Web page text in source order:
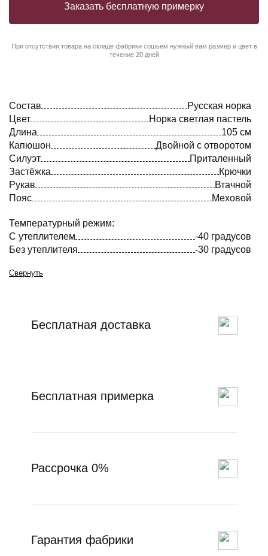
Заказать бесплатную примерку
При отсутствии товара на складе фабрики сошьём нужный вам размер и цвет в
течение 20 дней
Состав
Русская норка
Цвет
Норка светлая пастель
Длина
105 см
Капюшон
Двойной с отворотом
Силуэт
Приталенный
Застёжка
Крючки
Рукав
Втачной
Пояс
Меховой
Температурный режим:
С утеплителем
-40 градусов
Без утеплителя
-30 градусов
Свернуть
Бесплатная доставка
Бесплатная примерка
Рассрочка 0%
Гарантия фабрики